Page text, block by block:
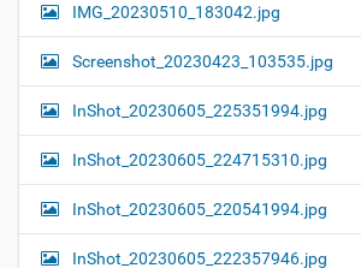
IMG_20230510_183042.jpg
Screenshot_20230423_103535.jpg
InShot_20230605_225351994.jpg
InShot_20230605_224715310.jpg
InShot_20230605_220541994.jpg
InShot_20230605_222357946.jpg